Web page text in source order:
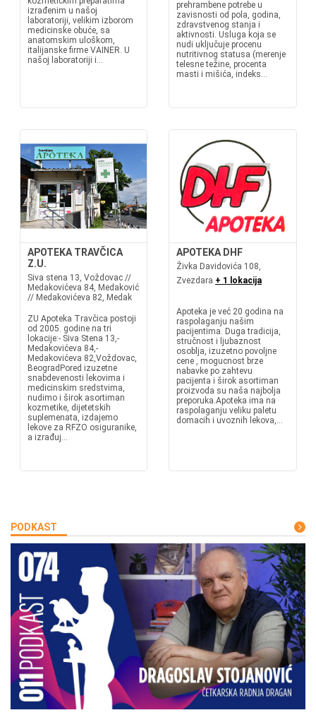
izrađenim u našoj
laboratoriji, velikim izborom
medicinske obuće, sa
anatomskim uloškom,
italijanske firme VAINER. U
našoj laboratoriji i...
prehrambene potrebe u
zavisnosti od pola, godina,
zdravstvenog stanja i
aktivnosti. Usluga koja se
nudi uključuje procenu
nutritivnog statusa (merenje
telesne težine, procenta
masti i mišića, indeks...
APOTEKA TRAVČICA
Z.U.
Siva stena 13, Voždovac //
Medakovićeva 84, Medaković
// Medakovićeva 82, Medak
ZU Apoteka Travčica postoji
od 2005. godine na tri
lokacije:- Siva Stena 13,-
Medakovićeva 84,-
Medakovićeva 82,Voždovac,
BeogradPored izuzetne
snabdevenosti lekovima i
medicinskim sredstvima,
nudimo i širok asortiman
kozmetike, dijetetskih
suplemenata, izdajemo
lekove za RFZO osiguranike,
a izrađuj...
APOTEKA DHF
Živka Davidovića 108,
Zvezdara + 1 lokacija
Apoteka je već 20 godina na
raspolaganju našim
pacijentima. Duga tradicija,
stručnost i ljubaznost
osoblja, izuzetno povoljne
cene , mogucnost brze
nabavke po zahtevu
pacijenta i širok asortiman
proizvoda su naša najbolja
preporuka.Apoteka ima na
raspolaganju veliku paletu
domacih i uvoznih lekova,...
PODKAST